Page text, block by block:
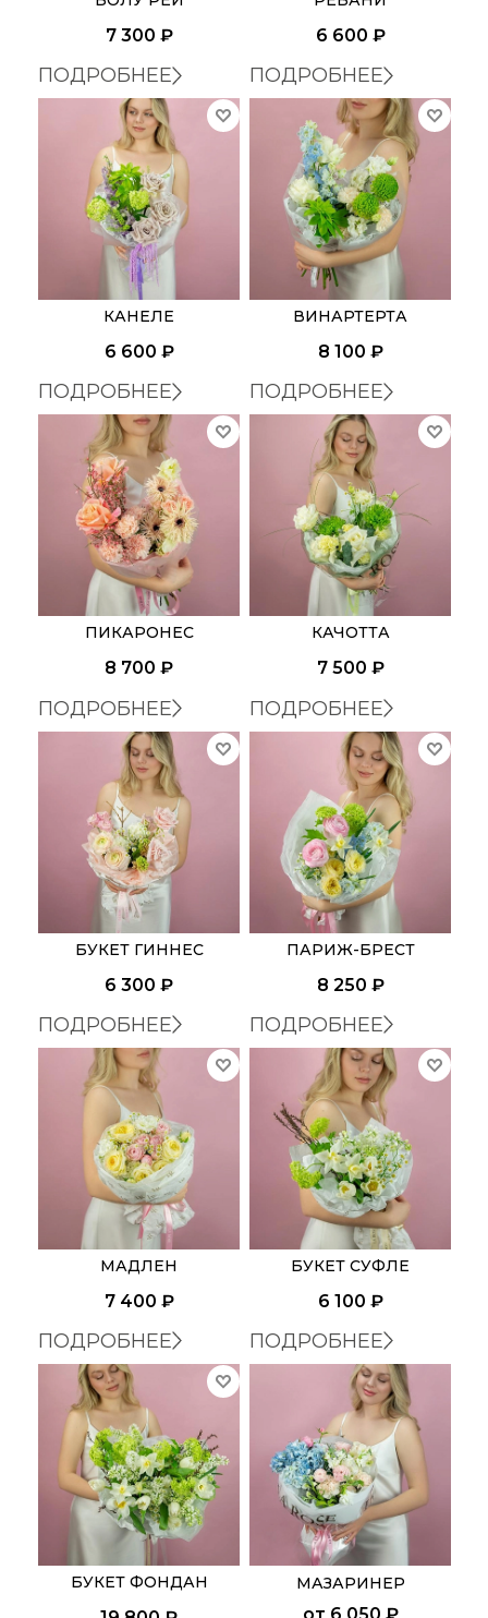
7 300 ₽
ПОДРОБНЕЕ
6 600 ₽
ПОДРОБНЕЕ
КАНЕЛЕ
6 600 ₽
ПОДРОБНЕЕ
ВИНАРТЕРТА
8 100 ₽
ПОДРОБНЕЕ
ПИКАРОНЕС
8 700 ₽
ПОДРОБНЕЕ
КАЧОТТА
7 500 ₽
ПОДРОБНЕЕ
БУКЕТ ГИННЕС
6 300 ₽
ПОДРОБНЕЕ
ПАРИЖ-БРЕСТ
8 250 ₽
ПОДРОБНЕЕ
МАДЛЕН
7 400 ₽
ПОДРОБНЕЕ
БУКЕТ СУФЛЕ
6 100 ₽
ПОДРОБНЕЕ
БУКЕТ ФОНДАН МАЗАРИНЕР